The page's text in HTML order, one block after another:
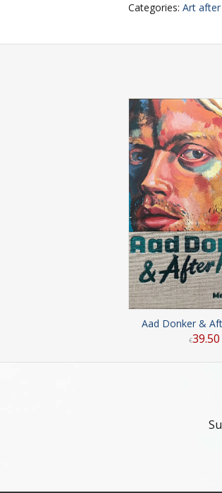
Categories: Art after
Aad Donker &
€39.50